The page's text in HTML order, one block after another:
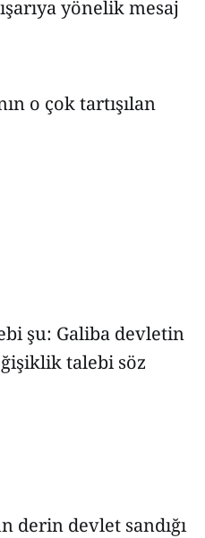
yönelik mesaj
o çok tartışılan
şu: Galiba devletin
talebi söz
derin devlet sandığı